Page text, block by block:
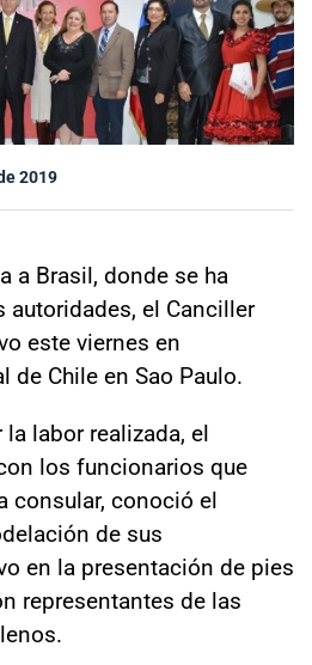
Económicas
2019
a Brasil, donde se ha
autoridades, el Canciller
este viernes en
de Chile en Sao Paulo.
labor realizada, el
los funcionarios que
consular, conoció el
de sus
en la presentación de pies
representantes de las